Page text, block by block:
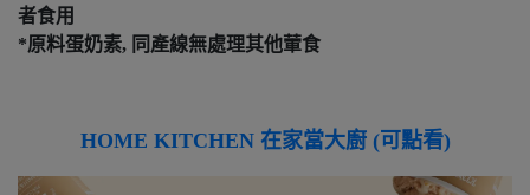
者食用
*原料蛋奶素, 同產線無處理其他葷食
HOME KITCHEN 在家當大廚 (可點看)